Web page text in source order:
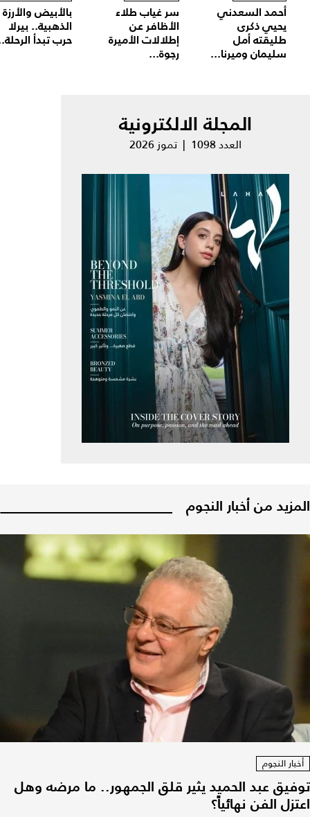
أحمد السعدني
يحيي ذكرى
طليقته أمل
سليمان وميرنا...
سر غياب طلاء
الأظافر عن
إطلالات الأميرة
رجوة...
بالأبيض والأرزة
الذهبية.. بيرلا
حرب تبدأ
المجلة الالكترونية
العدد 1098 | تموز 2026
المزيد من أخبار النجوم
أخبار النجوم
توفيق عبد الحميد يثير قلق الجمهور.. ما مرضه وهل
اعتزل الفن نهائياً؟